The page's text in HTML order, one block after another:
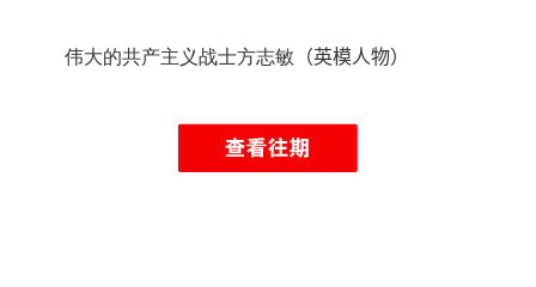
伟大的共产主义战士方志敏 （英模人物）